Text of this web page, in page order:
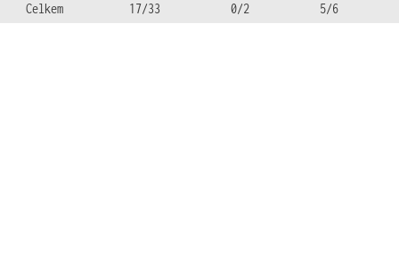
Celkem
17/33 0/2 5/6